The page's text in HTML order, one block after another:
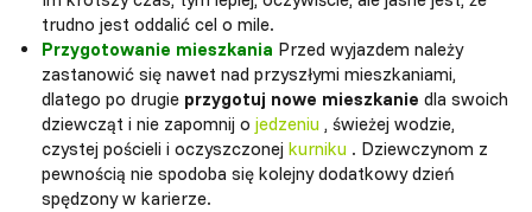
trudno jest oddalić cel o mile.
Przygotowanie mieszkania Przed wyjazdem należy
zastanowić się nawet nad przyszłymi mieszkaniami,
dlatego po drugie przygotuj nowe mieszkanie dla swoich
dziewcząt i nie zapomnij o jedzeniu , świeżej wodzie,
czystej pościeli i oczyszczonej kurniku . Dziewczynom z
pewnością nie spodoba się kolejny dodatkowy dzień
spędzony w karierze.